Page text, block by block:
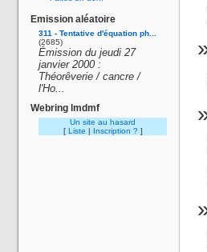
Emission aléatoire
311 - Tentative d'équation ph...
(2685)
Émission du jeudi 27
janvier 2000 :
Théorêverie / cancre /
l'Ho...
Webring lmdmf
Un site au hasard
[ Liste | Inscription ? ]